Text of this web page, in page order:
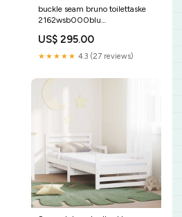
buckle seam bruno toilettaske
2162wsb000blu
US$ 295.00
★★★★★ 4.3 (27 reviews)